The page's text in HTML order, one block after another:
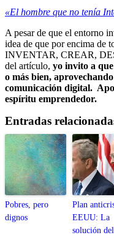
«El hombre que no tenía
A pesar de que el entorno
idea de que por encima de
INVENTAR, CREAR,
del artículo, yo invito a
o más bien,
comunicación digital.
espíritu emprendedor.
Entradas
Pobres, pero
dignos
Plan
EEUU: La
solución del